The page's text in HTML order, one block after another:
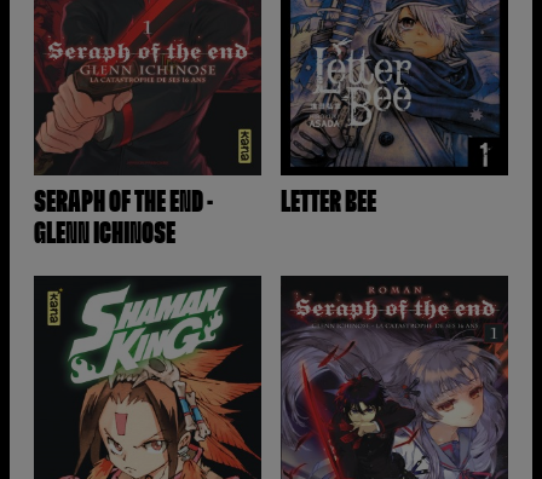
SERAPH OF THE END -
GLENN ICHINOSE
LETTER BEE